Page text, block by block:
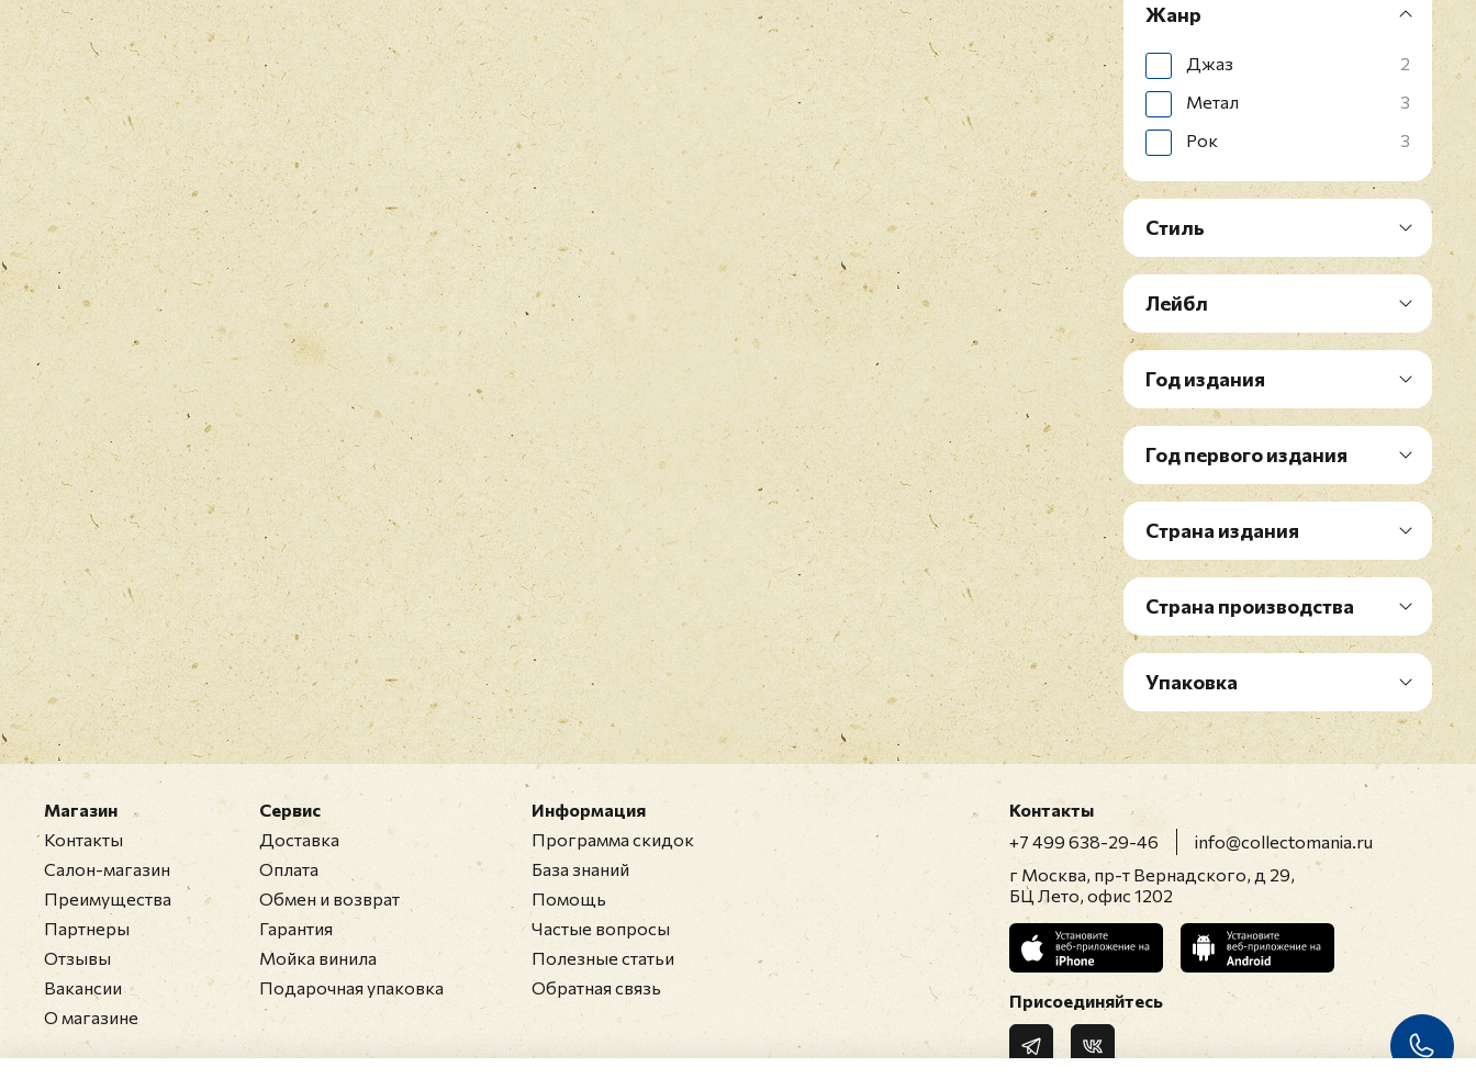
Жанр
Джаз
2
Метал
3
Рок
3
Стиль
Лейбл
Год издания
Год первого издания
Страна издания
Страна производства
Упаковка
Магазин
Контакты
Салон-магазин
Преимущества
Партнеры
Отзывы
Вакансии
О магазине
Сервис
Доставка
Оплата
Обмен и возврат
Гарантия
Мойка винила
Подарочная упаковка
Информация
Программа скидок
База знаний
Помощь
Частые вопросы
Полезные статьи
Обратная связь
Контакты
+7 499 638-29-46
info@collectomania.ru
г Москва, пр-т Вернадского, д 29,
БЦ Лето, офис 1202
Присоединяйтесь